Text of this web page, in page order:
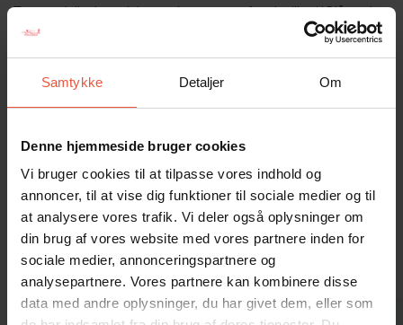
Samtykke Detaljer Om
Denne hjemmeside bruger cookies
Vi bruger cookies til at tilpasse vores indhold og
annoncer, til at vise dig funktioner til sociale medier og til
at analysere vores trafik. Vi deler også oplysninger om
din brug af vores website med vores partnere inden for
sociale medier, annonceringspartnere og
analysepartnere. Vores partnere kan kombinere disse
data med andre oplysninger, du har givet dem, eller som
Trænger I til adspredelse, er der masser af gode tilbud i Blåvand og
omegn. Langs hele hovedgaden finder du masser af muligheder
spisesteder. Desuden finder du flere forskellige dagligvarebutikker,
samt bagerier og en slagter.
Huset er røgfrit og ungdomsgrupper er ikke tilladt.
Gæsterne siger
4,7 • 34 Bedømmelser
Hus
4,7
Grund
4,7
Område
Gæst fra Tyskland
mar 2026
M.Müller